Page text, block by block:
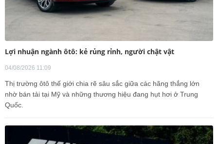
Lợi nhuận ngành ôtô: kẻ rủng rỉnh, người chật vật
04/08/2026 11:09
Thị trường ôtô thế giới chia rẽ sâu sắc giữa các hãng thắng lớn
nhờ bán tải tại Mỹ và những thương hiệu đang hụt hơi ở Trung
Quốc.